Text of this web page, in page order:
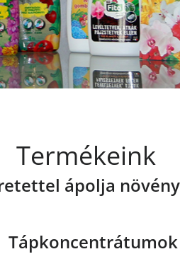
Termékeink
ápolja
Tápkoncentrátumok